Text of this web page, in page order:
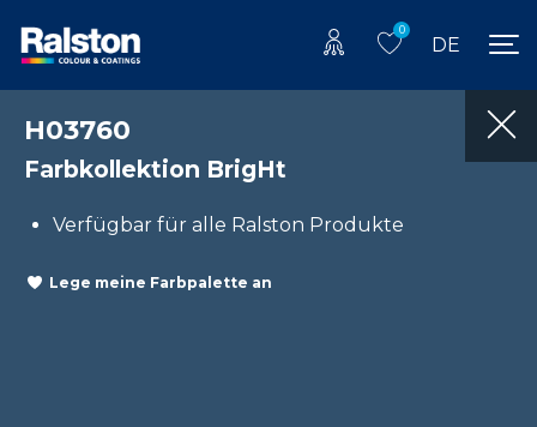
0
DE
H03760
Farbkollektion BrigHt
Verfügbar für alle Ralston Produkte
Lege meine Farbpalette an